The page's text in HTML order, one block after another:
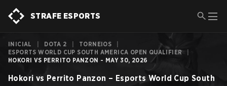
STRAFE ESPORTS
INICIAL DOTA 2 TORNEIOS
ESPORTS WORLD CUP SOUTH AMERICA OPEN QUALIFIER
HOKORI VS PERRITO PANZON - MAY 30, 2026
Hokori vs Perrito Panzon – Esports World Cup South